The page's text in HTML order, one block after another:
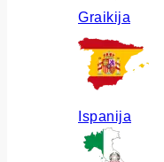
Graikija
Ispanija